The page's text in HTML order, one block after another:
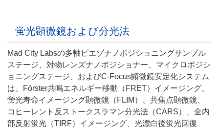
蛍光顕微鏡および分光法
Mad City Labsの多軸ピエゾナノポジショニングサンプル
ステージ、対物レンズナノポジショナー、マイクロポジシ
ョニングステージ、およびC-Focus顕微鏡安定化システム
は、Förster共鳴エネルギー移動（FRET）イメージング、
蛍光寿命イメージング顕微鏡（FLIM）、共焦点顕微鏡、
コヒーレント反ストークスラマン分光法（CARS）、全内
部反射蛍光（TIRF）イメージング、光漂白後蛍光回復